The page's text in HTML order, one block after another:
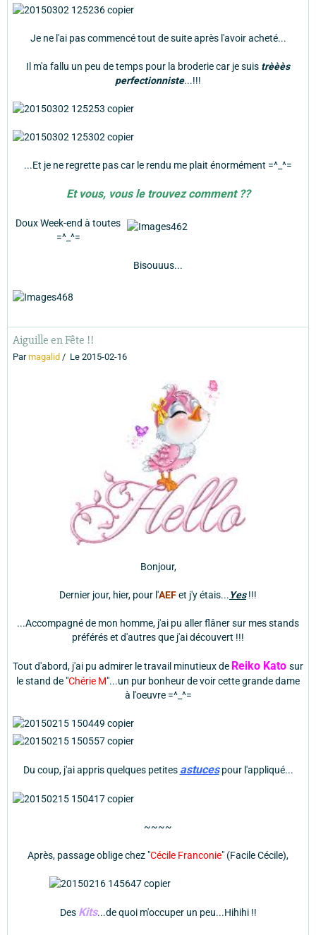
Je ne l'ai pas commencé tout de suite après l'avoir acheté...
Il m'a fallu un peu de temps pour la broderie car je suis trèèès
perfectionniste...!!!
...Et je ne regrette pas car le rendu me plait énormément =^_^=
Et vous, vous le trouvez comment ??
Doux Week-end à toutes
=^_^=
Bisouuus...
Aiguille en Fête !!
Parmagalid Le 2015-02-16
Bonjour,
Dernier jour, hier, pour l'AEFet j'y étais...Yes !!!
...Accompagné de mon homme, j'ai pu aller flâner sur mes stands
préférés et d'autres que j'ai découvert !!!
Tout d'abord, j'ai pu admirer le travail minutieux de Reiko Kato sur
le stand de "Chérie M"...un pur bonheur de voir cette grande dame
à l'oeuvre =^_^=
Du coup, j'ai appris quelques petites astucespour l'appliqué...
~~~~
Après, passage oblige chez "Cécile Franconie" (Facile Cécile),
Des Kits...de quoi m'occuper un peu...Hihihi !!